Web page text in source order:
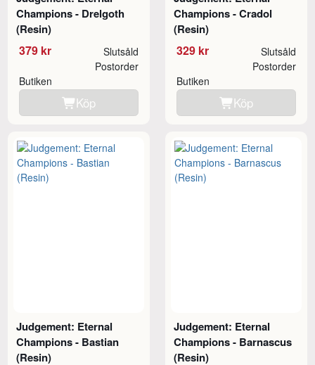
Champions - Drelgoth
(Resin)
379 kr Slutsåld
Butiken
Postorder
Köp
Champions - Cradol
(Resin)
329 kr Slutsåld
Butiken
Postorder
Köp
Judgement: Eternal
Champions - Bastian
(Resin)
Judgement: Eternal
Champions - Barnascus
(Resin)